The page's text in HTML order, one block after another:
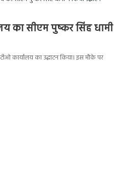
का सीएम पुष्कर सिंह धामी
कार्यालय का उद्घाटन किया। इस मौके पर